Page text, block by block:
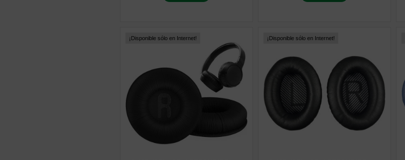
¡Disponible sólo en Internet! ¡Disponible sólo en Internet!